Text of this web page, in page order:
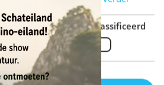
Niet-geclassificeerd